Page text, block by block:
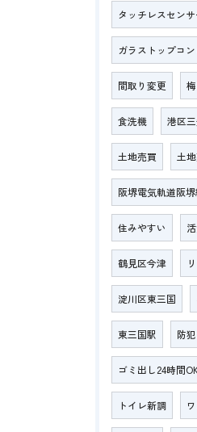
タッチレスセン
ガラストップコン
間取り変更
食洗機 港区
土地売買 土
阪堺電気軌道阪堺
住みやすい
鶴見区今津
淀川区東三国
東三国駅 防
ゴミ出し24時間
トイレ新調